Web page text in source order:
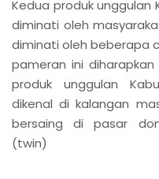
Kedua produk unggulan
diminati oleh
diminati oleh beberapa
pameran ini
produk unggulan
dikenal di kalangan
bersaing di pasar
(twin)